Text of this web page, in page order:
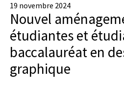
19 novembre 2024
Nouvel
étudiantes et
baccalauréat en
graphique